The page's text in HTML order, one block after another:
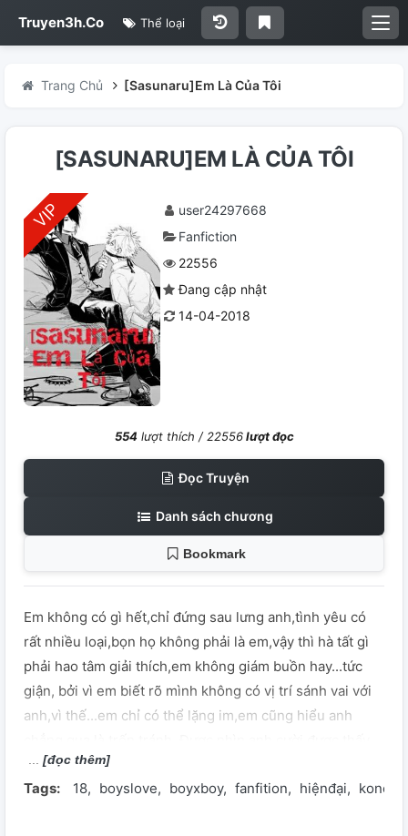
Truyen3h.Co Thể loại
Trang Chủ [Sasunaru]Em Là Của Tôi
[SASUNARU]EM LÀ CỦA TÔI
user24297668
Fanfiction
22556
Đang cập nhật
14-04-2018
554 lượt thích /22556lượt đọc
Đọc Truyện
Danh sách chương
Bookmark
Em không có gì hết,chỉ đứng sau lưng anh,tình yêu có
rất nhiều loại,bọn họ không phải là em,vậy thì hà tất gì
phải hao tâm giải thích,em không giám buồn hay...tức
giận, bởi vì em biết rõ mình không có vị trí sánh vai với
anh,vì thế...em chỉ có thể lặng im,em cũng hiểu anh
anh thương hại,đó chính là sự cưng chiều lớn nhất của
em,chỉ có thể giả câm điếc vì một mình anh,hôm nay dù
[đọc thêm]
Tags: 18 boyslove boyxboy fanfition hiệnđại konoha